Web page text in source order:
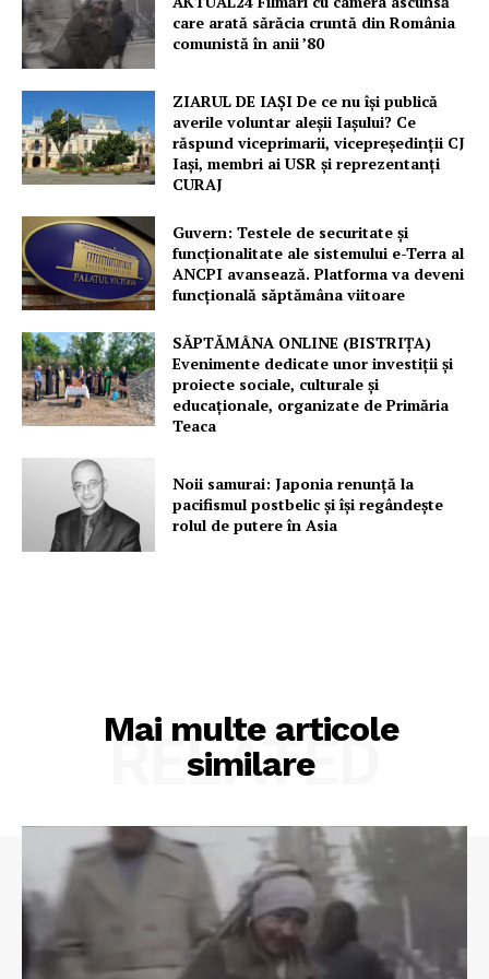
care arată sărăcia cruntă din România
comunistă în anii ’80
ZIARUL DE IAȘI De ce nu își publică
averile voluntar aleșii Iașului? Ce
răspund viceprimarii, vicepreședinții CJ
Iași, membri ai USR și reprezentanți
CURAJ
Guvern: Testele de securitate și
funcționalitate ale sistemului e-Terra al
ANCPI avansează. Platforma va deveni
funcțională săptămâna viitoare
SĂPTĂMÂNA ONLINE (BISTRIȚA)
Evenimente dedicate unor investiții și
proiecte sociale, culturale și
educaționale, organizate de Primăria
Teaca
Noii samurai: Japonia renunță la
pacifismul postbelic și își regândește
rolul de putere în Asia
Mai multe articole
similare
RELATED